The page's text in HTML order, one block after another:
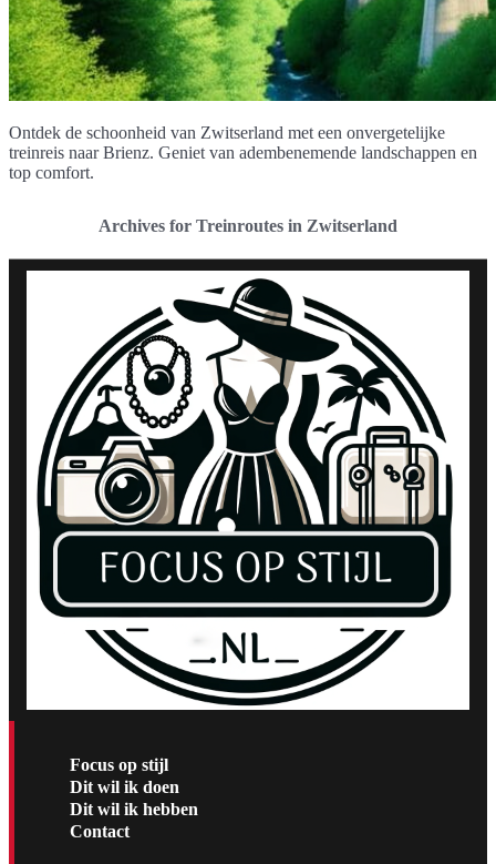
Ontdek de schoonheid van Zwitserland met een onvergetelijke
treinreis naar Brienz. Geniet van adembenemende landschappen en
top comfort.
Archives for Treinroutes in Zwitserland
Focus op stijl
Dit wil ik doen
Dit wil ik hebben
Contact